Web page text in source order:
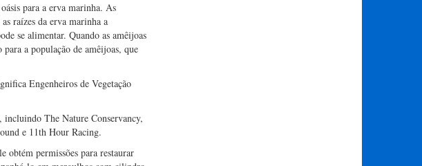
para a erva marinha. As
raízes da erva marinha a
se alimentar. Quando as amêijoas
a população de amêijoas, que
Engenheiros de Vegetação
incluindo The Nature Conservancy,
e 11th Hour Racing.
obtém permissões para restaurar